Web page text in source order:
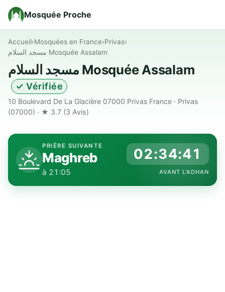
Mosquée Proche
Accueil›Mosquées en France›Privas›
مسجد السلام Mosquée Assalam
مسجد السلام Mosquée Assalam
✓ Vérifiée
10 Boulevard De La Glacière 07000 Privas France · Privas
(07000) · ★ 3.7 (3 Avis)
PRIÈRE SUIVANTE
Maghreb
à 21:05
02:34:40
AVANT L'ADHAN